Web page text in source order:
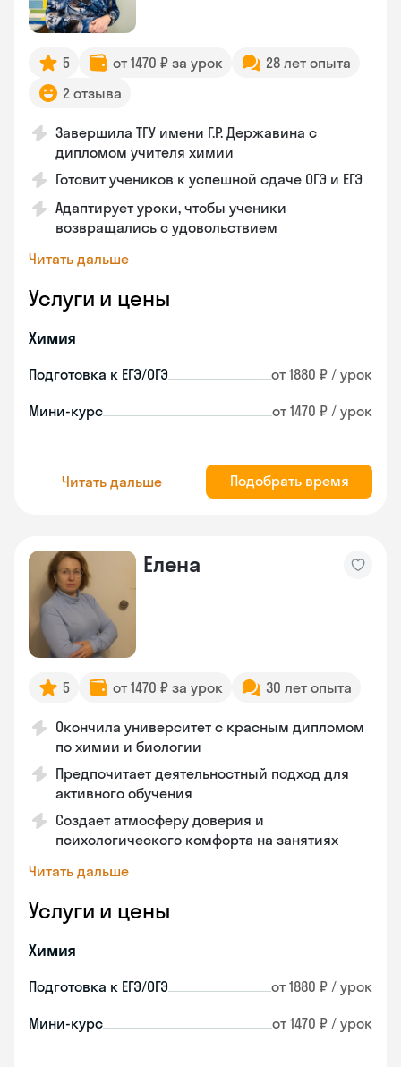
5 от 1470 ₽ за урок
28 лет опыта
2 отзыва
Завершила ТГУ имени Г.Р. Державина с
дипломом учителя химии
Готовит учеников к успешной сдаче ОГЭ и ЕГЭ
Адаптирует уроки, чтобы ученики
возвращались с удовольствием
Читать дальше
Услуги и цены
Химия
Подготовка к ЕГЭ/ОГЭ от 1880 ₽ / урок
Мини-курс от 1470 ₽ / урок
Читать дальше Подобрать время
Елена
5 от 1470 ₽ за урок 30 лет опыта
Окончила университет с красным дипломом
по химии и биологии
Предпочитает деятельностный подход для
активного обучения
Создает атмосферу доверия и
психологического комфорта на занятиях
Читать дальше
Услуги и цены
Химия
Подготовка к ЕГЭ/ОГЭ от 1880 ₽ / урок
Мини-курс от 1470 ₽ / урок